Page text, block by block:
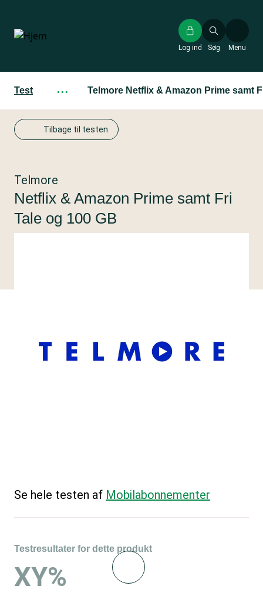
hovedindhold
Søg
Log ind Menu
Test ··· Telmore Netflix & Amazon Prime samt
Tilbage til testen
Telmore
Netflix & Amazon Prime samt Fri
Tale og 100 GB
Se hele testen af Mobilabonnementer
Testresultater for dette produkt
XY%